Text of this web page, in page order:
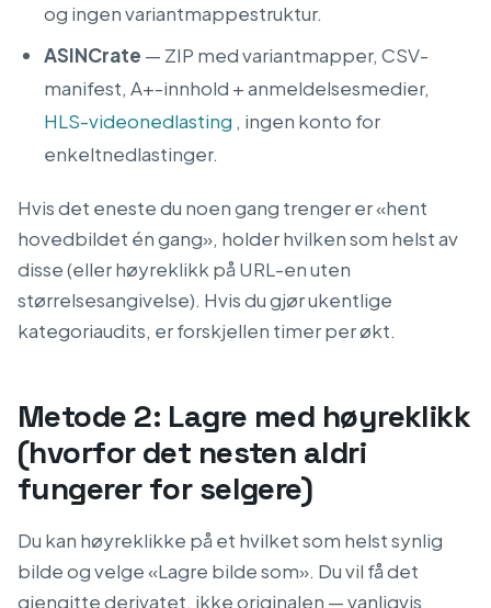
og ingen variantmappestruktur.
ASINCrate — ZIP med variantmapper, CSV-
manifest, A+-innhold + anmeldelsesmedier,
HLS-videonedlasting , ingen konto for
enkeltnedlastinger.
Hvis det eneste du noen gang trenger er «hent
hovedbildet én gang», holder hvilken som helst av
disse (eller høyreklikk på URL-en uten
størrelsesangivelse). Hvis du gjør ukentlige
kategoriaudits, er forskjellen timer per økt.
Metode 2: Lagre med høyreklikk
(hvorfor det nesten aldri
fungerer for selgere)
Du kan høyreklikke på et hvilket som helst synlig
bilde og velge «Lagre bilde som». Du vil få det
gjengitte derivatet, ikke originalen — vanligvis